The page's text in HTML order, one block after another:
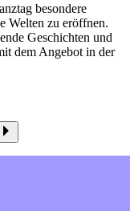
besondere
Welten zu eröffnen.
Geschichten und
dem Angebot in der